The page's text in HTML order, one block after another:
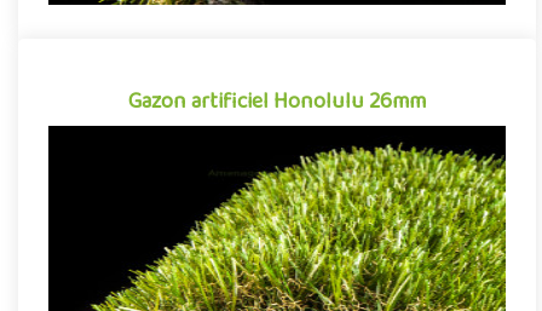
Gazon artificiel Honolulu 26mm
Gazon artificiel Honolulu 26mm
Gazon synthétique tout aussi apprécié pour sa qualité de
finition que sa facilité d'entretien, le gazon artificiel Honolulu s..